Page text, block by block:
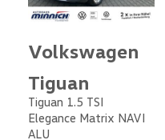
Volkswagen
Tiguan
Tiguan 1.5 TSI
Elegance Matrix NAVI
ALU